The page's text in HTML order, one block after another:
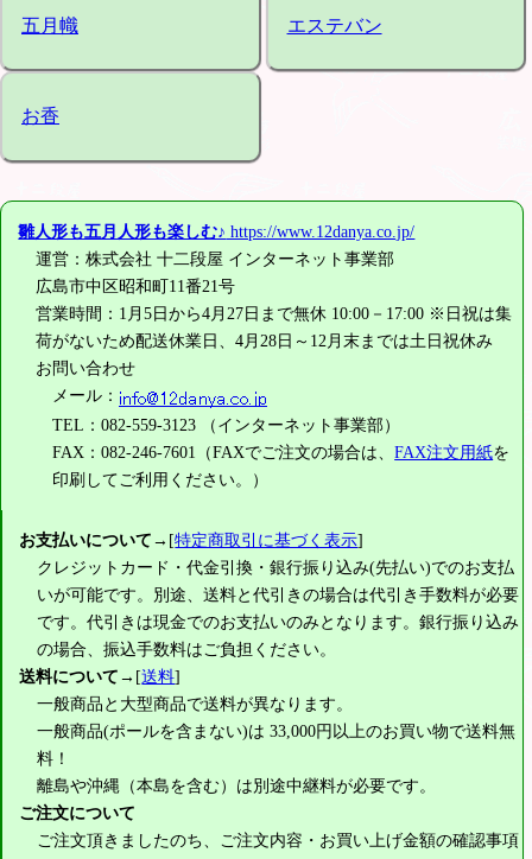
五月幟 エステバン
お香
雛人形も五月人形も楽しむ♪ https://www.12danya.co.jp/
運営：株式会社 十二段屋 インターネット事業部
広島市中区昭和町11番21号
営業時間：1月5日から4月27日まで無休 10:00－17:00 ※日祝は集
荷がないため配送休業日、4月28日～12月末までは土日祝休み
お問い合わせ
メール：
TEL：082-559-3123 （インターネット事業部）
FAX：082-246-7601（FAXでご注文の場合は、FAX注文用紙を
印刷してご利用ください。）
お支払いについて→[特定商取引に基づく表示]
クレジットカード・代金引換・銀行振り込み(先払い)でのお支払
いが可能です。別途、送料と代引きの場合は代引き手数料が必要
です。代引きは現金でのお支払いのみとなります。銀行振り込み
の場合、振込手数料はご負担ください。
送料について→[送料]
一般商品と大型商品で送料が異なります。
一般商品(ポールを含まない)は 33,000円以上のお買い物で送料無
料！
離島や沖縄（本島を含む）は別途中継料が必要です。
ご注文について
ご注文頂きましたのち、ご注文内容・お買い上げ金額の確認事項